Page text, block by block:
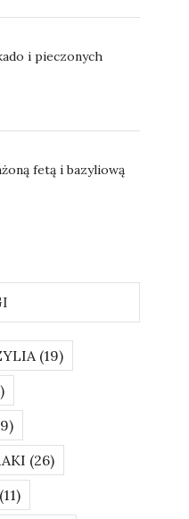
i pieczonych
fetą i bazyliową
(19)
(26)